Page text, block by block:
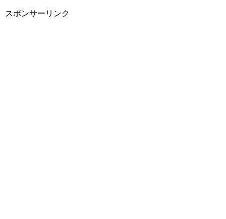
スポンサーリンク